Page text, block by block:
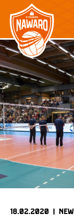
content
18.02.2020 |